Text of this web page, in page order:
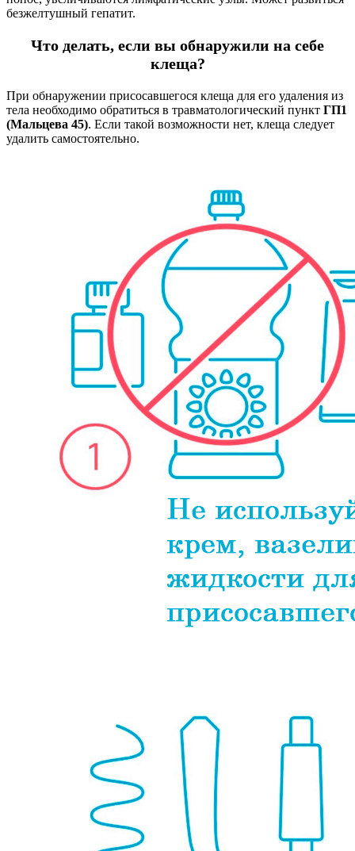
безжелтушный гепатит.
Что делать, если вы обнаружили на себе
клеща?
При обнаружении присосавшегося клеща для его удаления из
тела необходимо обратиться в травматологический пункт ГП1
(Мальцева 45). Если такой возможности нет, клеща следует
удалить самостоятельно.